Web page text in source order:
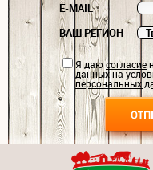
E-MAIL
ВАШ РЕГИОН
Я даюсогласие
данных на
персональных